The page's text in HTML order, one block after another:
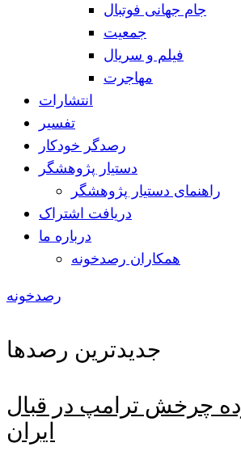
جام جهانی فوتبال
جمعیت
فیلم و سریال
مهاجرت
انتشارات
تفسیر
رصدگر خودکار
دستیار پژوهشگر
راهنمای دستیار پژوهشگر
دریافت اشتراک
درباره ما
همکاران رصدخونه
رصدخونه
جدیدترین رصدها
چرخش ترامپ در قبال
ایران